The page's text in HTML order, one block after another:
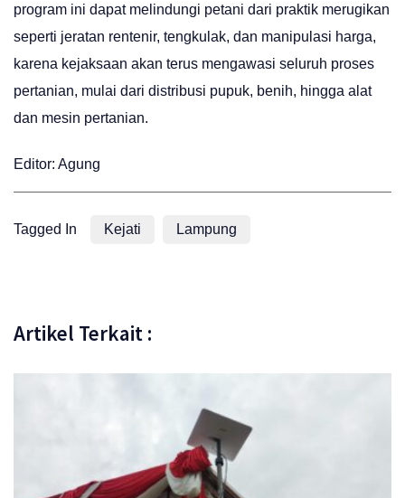
program ini dapat melindungi petani dari praktik merugikan
seperti jeratan rentenir, tengkulak, dan manipulasi harga,
karena kejaksaan akan terus mengawasi seluruh proses
pertanian, mulai dari distribusi pupuk, benih, hingga alat
dan mesin pertanian.
Editor: Agung
Tagged In Kejati Lampung
Artikel Terkait :